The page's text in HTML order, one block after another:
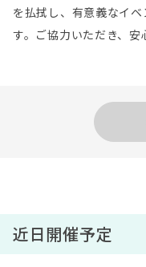
学校法人順天堂 順天堂
東京都
地方独立行政法人 東京
北部医療センター
東京都
東京女子医科大学附属
を払拭し、有意義なイ
す。ご協力いただき、安
近日開催予定